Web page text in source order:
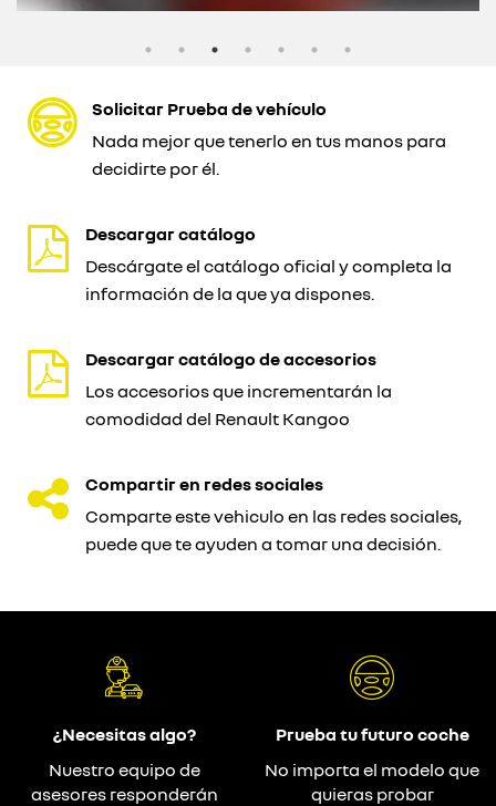
Solicitar Prueba de vehículo
Nada mejor que tenerlo en tus manos para
decidirte por él.
Descargar catálogo
Descárgate el catálogo oficial y completa la
información de la que ya dispones.
Descargar catálogo de accesorios
Los accesorios que incrementarán la
comodidad del Renault Kangoo
Compartir en redes sociales
Comparte este vehiculo en las redes sociales,
puede que te ayuden a tomar una decisión.
¿Necesitas algo?
Nuestro equipo de
asesores responderán
Prueba tu futuro coche
No importa el modelo que
quieras probar